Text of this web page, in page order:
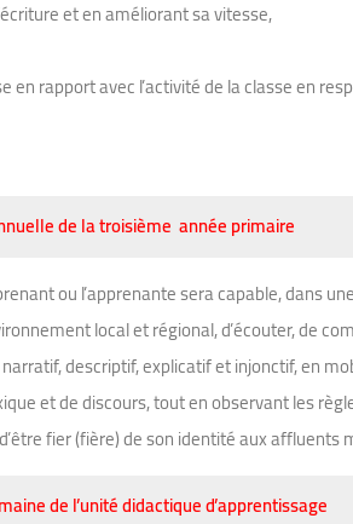
et en améliorant sa vitesse,
rapport avec l’activité de la classe en
de la troisième année primaire
ou l’apprenante sera capable, dans
local et régional, d’écouter, de
descriptif, explicatif et injonctif, en
et de discours, tout en observant les
fier (fière) de son identité aux affluents
de l’unité didactique d’apprentissage